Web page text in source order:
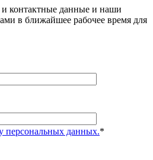
контактные данные и наши
в ближайшее рабочее время для
персональных данных.*